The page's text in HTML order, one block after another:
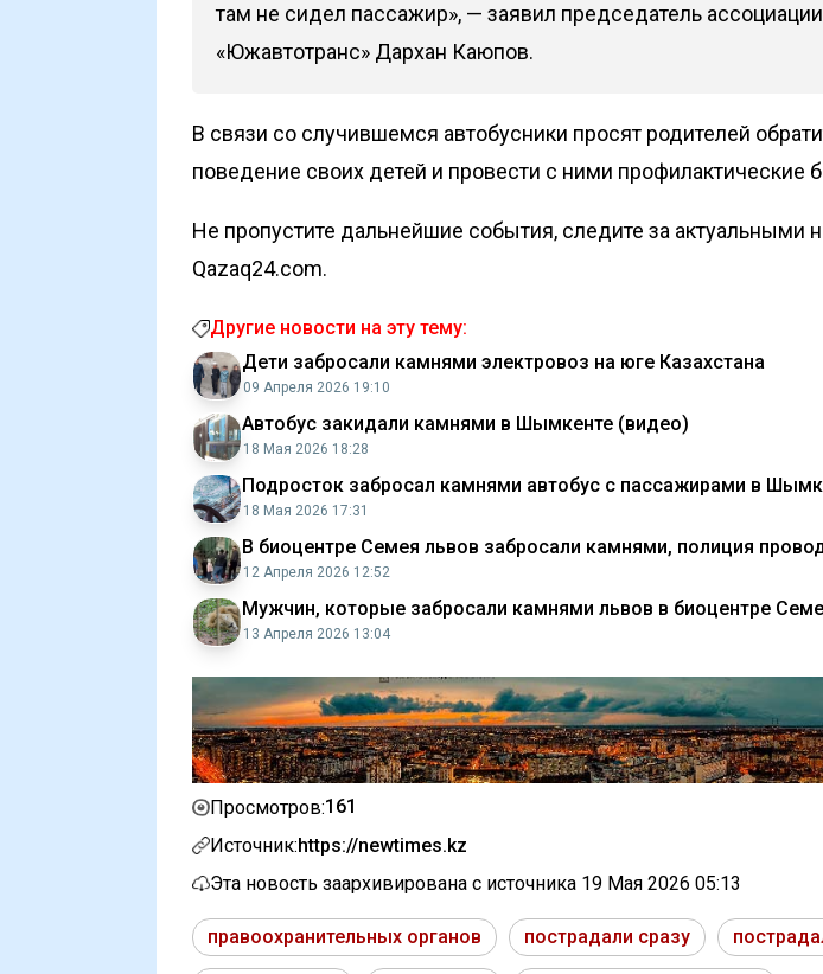
там не сидел пассажир», — заявил председатель ассоциации
«Южавтотранс» Дархан Каюпов.
В связи со случившемся автобусники просят родителей
поведение своих детей и провести с ними профилактические
Не пропустите дальнейшие события, следите за актуальными
Qazaq24.com.
Другие новости на эту тему:
Дети забросали камнями электровоз на юге Казахстана
09 Апреля 2026 19:10
Автобус закидали камнями в Шымкенте (видео)
18 Мая 2026 18:28
Подросток забросал камнями автобус с пассажирами в
18 Мая 2026 17:31
В биоцентре Семея львов забросали камнями, полиция
12 Апреля 2026 12:52
Мужчин, которые забросали камнями львов в биоцентре
13 Апреля 2026 13:04
Просмотров:161
Источник:https://newtimes.kz
Эта новость заархивирована с источника 19 Мая 2026 05:13
правоохранительных органов пострадали сразу